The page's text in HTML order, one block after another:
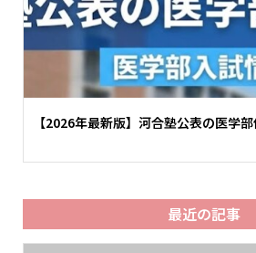
【2026年最新版】河合塾公表の医学
最近の記事